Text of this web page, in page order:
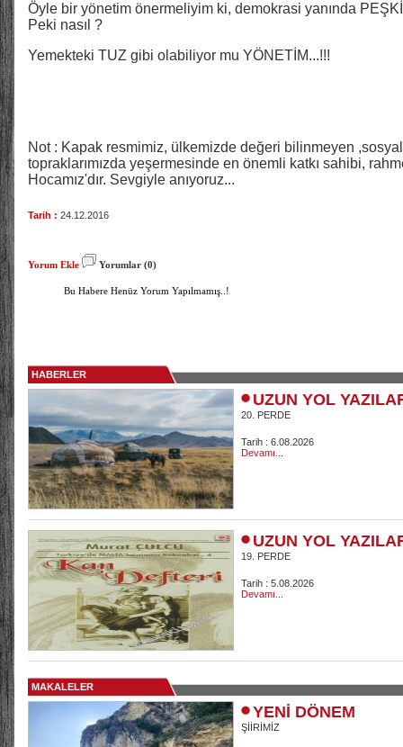
Öyle bir yönetim önermeliyim ki, demokrasi yanında
Peki nasıl ?
Yemekteki TUZ gibi olabiliyor mu YÖNETİM...!!!
Not : Kapak resmimiz, ülkemizde değeri bilinmeyen
topraklarımızda yeşermesinde en önemli katkı sahibi,
Hocamız'dır. Sevgiyle anıyoruz...
Tarih : 24.12.2016
Yorum Ekle Yorumlar (0)
Bu Habere Henüz Yorum Yapılmamış..!
HABERLER
UZUN YOL
20. PERDE
Tarih : 6.08.2026
Devamı...
UZUN YOL
19. PERDE
Tarih : 5.08.2026
Devamı...
MAKALELER
YENİ DÖNEM
ŞİİRİMİZ